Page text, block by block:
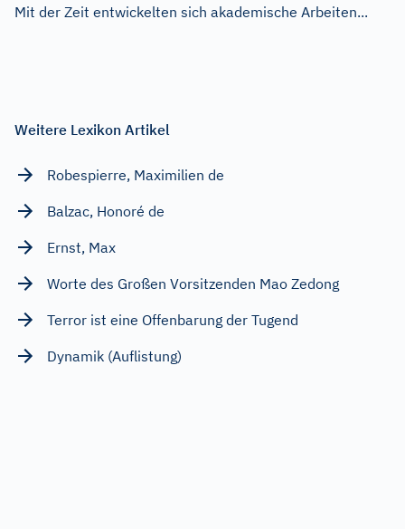
Mit der Zeit entwickelten sich akademische Arbeiten...
Weitere Lexikon Artikel
Robespierre, Maximilien de
Balzac, Honoré de
Ernst, Max
Worte des Großen Vorsitzenden Mao Zedong
Terror ist eine Offenbarung der Tugend
Dynamik (Auflistung)